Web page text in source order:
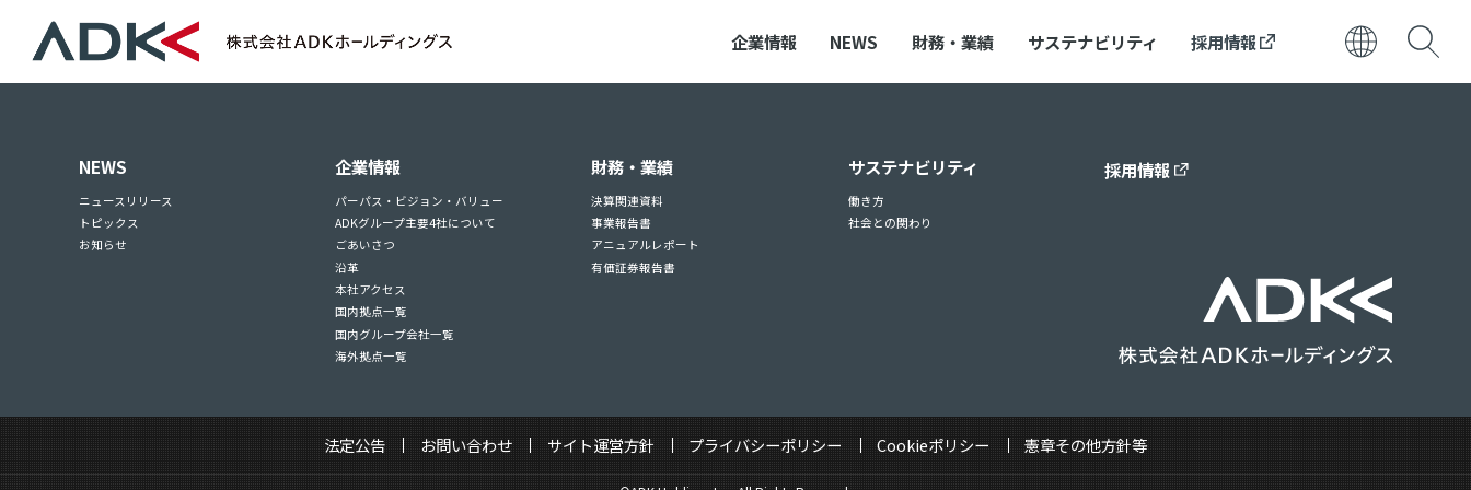
企業情報 NEWS 財務・業績 サステナビリティ 採用情報
NEWS
ニュースリリース
トピックス
お知らせ
企業情報
パーパス・ビジョン・バリュー
ADKグループ主要4社について
ごあいさつ
沿革
本社アクセス
国内拠点一覧
国内グループ会社一覧
海外拠点一覧
財務・業績
決算関連資料
事業報告書
アニュアルレポート
有価証券報告書
サステナビリティ
働き方
社会との関わり
採用情報
法定公告 お問い合わせ サイト運営方針 プライバシーポリシー Cookieポリシー 憲章その他方針等